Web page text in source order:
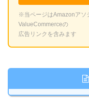
※当ページはAmazonアソ
ValueCommerceの
広告リンクを含みます